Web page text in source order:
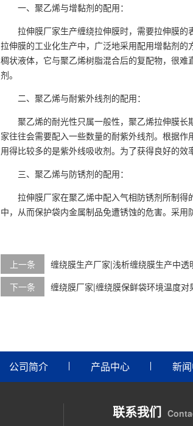
一、聚乙烯与增黏剂的配用：
拉伸膜厂家生产缠绕拉伸膜时，需要拉伸膜的
拉伸膜的工业化生产中，广泛地采用配用增黏剂
稠状液体，它与聚乙烯树脂混合后的复配物，很
剂。
二、聚乙烯与耐紫外线剂的配用：
聚乙烯的耐光性只属一般性，聚乙烯拉伸膜长
家往往会需要配入一些数量的耐紫外线剂。根据
用得比较多的是紫外线吸收剂。为了获得良好的效
三、聚乙烯与防锈剂的配用：
拉伸膜厂家在聚乙烯中配入气相防锈剂所制得
中，从而保护袋内金属制品免遭锈蚀的危害。采用
上一条
缠绕膜生产厂家|浅析缠绕膜生产中透
下一条
缠绕膜厂家|缠绕膜保鲜袋环境温度对
公司简介 产品中心 新
联系我们